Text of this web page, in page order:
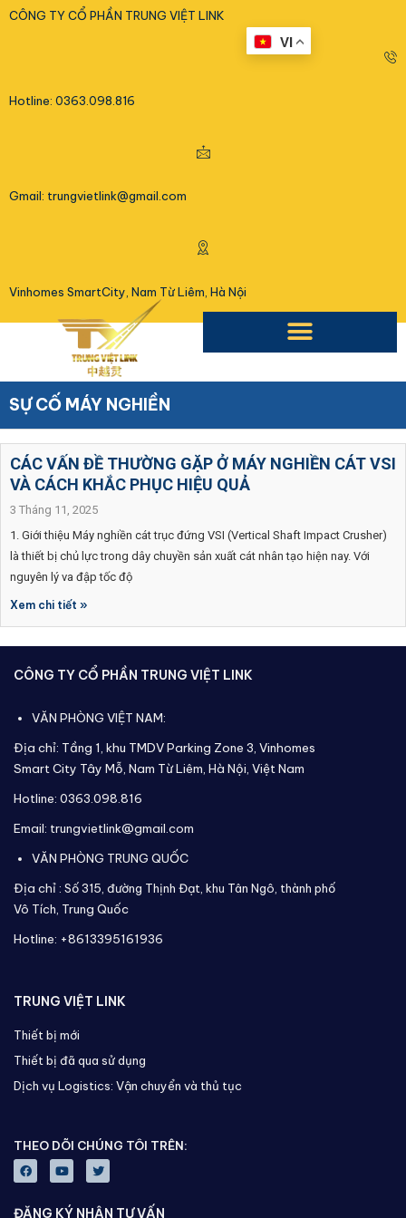
CÔNG TY CỔ PHẦN TRUNG VIỆT LINK
Hotline: 0363.098.816
Gmail: trungvietlink@gmail.com
Vinhomes SmartCity, Nam Từ Liêm, Hà Nội
SỰ CỐ MÁY NGHIỀN
CÁC VẤN ĐỀ THƯỜNG GẶP Ở MÁY NGHIỀN CÁT VSI
VÀ CÁCH KHẮC PHỤC HIỆU QUẢ
3 Tháng 11, 2025
1. Giới thiệu Máy nghiền cát trục đứng VSI (Vertical Shaft Impact Crusher)
là thiết bị chủ lực trong dây chuyền sản xuất cát nhân tạo hiện nay. Với
nguyên lý va đập tốc độ
Xem chi tiết »
VI
CÔNG TY CỔ PHẦN TRUNG VIỆT LINK
VĂN PHÒNG VIỆT NAM:
Địa chỉ: Tầng 1, khu TMDV Parking Zone 3, Vinhomes
Smart City Tây Mỗ, Nam Từ Liêm, Hà Nội, Việt Nam
Hotline: 0363.098.816
Email: trungvietlink@gmail.com
VĂN PHÒNG TRUNG QUỐC
Địa chỉ : Số 315, đường Thịnh Đạt, khu Tân Ngô, thành phố
Vô Tích, Trung Quốc
Hotline: +8613395161936
TRUNG VIỆT LINK
Thiết bị mới
Thiết bị đã qua sử dụng
Dịch vụ Logistics: Vận chuyển và thủ tục
THEO DÕI CHÚNG TÔI TRÊN:
ĐĂNG KÝ NHẬN TƯ VẤN